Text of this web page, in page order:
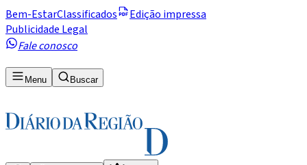
Bem-EstarClassificados
Edição impressa
Publicidade Legal
Fale conosco
Menu Buscar